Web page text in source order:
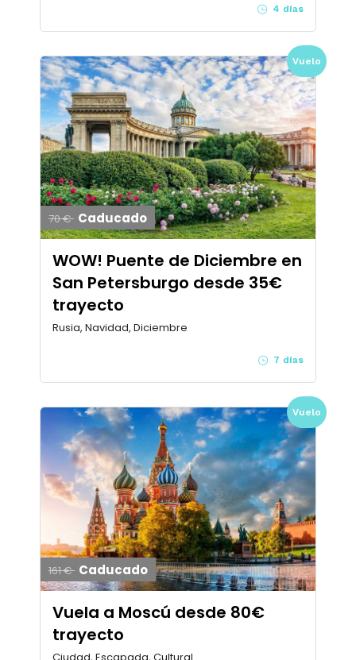
4 días
Vuelo
70 € Caducado
WOW! Puente de Diciembre en
San Petersburgo desde 35€
trayecto
Rusia, Navidad, Diciembre
7 días
Vuelo
161 € Caducado
Vuela a Moscú desde 80€
trayecto
Ciudad, Escapada, Cultural